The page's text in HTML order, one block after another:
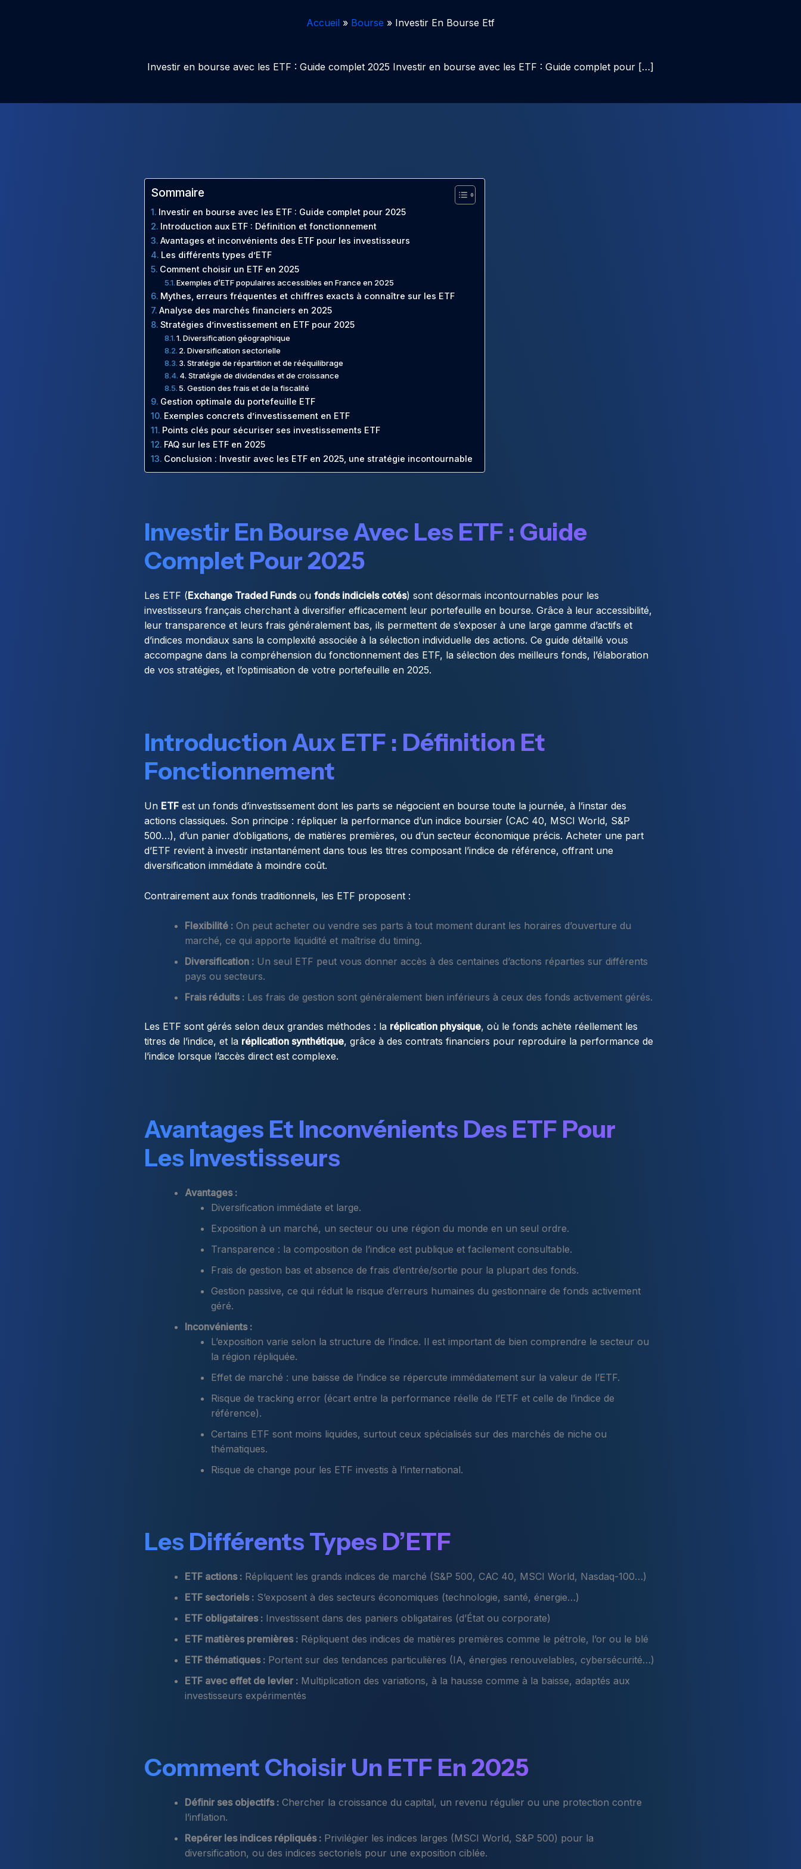
Accueil Bourse Investir En Bourse Etf
Investir en bourse avec les ETF : Guide complet 2025 Investir en bourse avec les ETF : Guide complet pour […]
Sommaire
Investir en bourse avec les ETF : Guide complet pour 2025
Introduction aux ETF : Définition et fonctionnement
Avantages et inconvénients des ETF pour les investisseurs
Les différents types d’ETF
Comment choisir un ETF en 2025
Exemples d’ETF populaires accessibles en France en 2025
Mythes, erreurs fréquentes et chiffres exacts à connaître sur les ETF
Analyse des marchés financiers en 2025
Stratégies d’investissement en ETF pour 2025
1. Diversification géographique
2. Diversification sectorielle
3. Stratégie de répartition et de rééquilibrage
4. Stratégie de dividendes et de croissance
5. Gestion des frais et de la fiscalité
Gestion optimale du portefeuille ETF
Exemples concrets d’investissement en ETF
Points clés pour sécuriser ses investissements ETF
FAQ sur les ETF en 2025
Conclusion : Investir avec les ETF en 2025, une stratégie incontournable
Investir En Bourse Avec Les ETF : Guide
Complet Pour 2025
Les ETF (Exchange Traded Fundsou fonds indiciels cotés) sont désormais incontournables pour les
investisseurs français cherchant à diversifier efficacement leur portefeuille en bourse. Grâce à leur accessibilité,
leur transparence et leurs frais généralement bas, ils permettent de s’exposer à une large gamme d’actifs et
d’indices mondiaux sans la complexité associée à la sélection individuelle des actions. Ce guide détaillé vous
accompagne dans la compréhension du fonctionnement des ETF, la sélection des meilleurs fonds, l’élaboration
de vos stratégies, et l’optimisation de votre portefeuille en 2025.
Introduction Aux ETF : Définition Et
Fonctionnement
Un ETF est un fonds d’investissement dont les parts se négocient en bourse toute la journée, à l’instar des
actions classiques. Son principe : répliquer la performance d’un indice boursier (CAC 40, MSCI World, S&P
500…), d’un panier d’obligations, de matières premières, ou d’un secteur économique précis. Acheter une part
d’ETF revient à investir instantanément dans tous les titres composant l’indice de référence, offrant une
diversification immédiate à moindre coût.
Contrairement aux fonds traditionnels, les ETF proposent :
Flexibilité : On peut acheter ou vendre ses parts à tout moment durant les horaires d’ouverture du
marché, ce qui apporte liquidité et maîtrise du timing.
Diversification : Un seul ETF peut vous donner accès à des centaines d’actions réparties sur différents
pays ou secteurs.
Frais réduits : Les frais de gestion sont généralement bien inférieurs à ceux des fonds activement gérés.
Les ETF sont gérés selon deux grandes méthodes : la réplication physique, où le fonds achète réellement les
titres de l’indice, et la réplication synthétique, grâce à des contrats financiers pour reproduire la performance de
l’indice lorsque l’accès direct est complexe.
Avantages Et Inconvénients Des ETF Pour
Les Investisseurs
Avantages :
Diversification immédiate et large.
Exposition à un marché, un secteur ou une région du monde en un seul ordre.
Transparence : la composition de l’indice est publique et facilement consultable.
Frais de gestion bas et absence de frais d’entrée/sortie pour la plupart des fonds.
Gestion passive, ce qui réduit le risque d’erreurs humaines du gestionnaire de fonds activement
géré.
Inconvénients :
L’exposition varie selon la structure de l’indice. Il est important de bien comprendre le secteur ou
la région répliquée.
Effet de marché : une baisse de l’indice se répercute immédiatement sur la valeur de l’ETF.
Risque de tracking error (écart entre la performance réelle de l’ETF et celle de l’indice de
référence).
Certains ETF sont moins liquides, surtout ceux spécialisés sur des marchés de niche ou
thématiques.
Risque de change pour les ETF investis à l’international.
Les Différents Types D’ETF
ETF actions : Répliquent les grands indices de marché (S&P 500, CAC 40, MSCI World, Nasdaq-100…)
ETF sectoriels : S’exposent à des secteurs économiques (technologie, santé, énergie…)
ETF obligataires : Investissent dans des paniers obligataires (d’État ou corporate)
ETF matières premières : Répliquent des indices de matières premières comme le pétrole, l’or ou le blé
ETF thématiques : Portent sur des tendances particulières (IA, énergies renouvelables, cybersécurité…)
ETF avec effet de levier : Multiplication des variations, à la hausse comme à la baisse, adaptés aux
investisseurs expérimentés
Comment Choisir Un ETF En 2025
Définir ses objectifs : Chercher la croissance du capital, un revenu régulier ou une protection contre
l’inflation.
Repérer les indices répliqués : Privilégier les indices larges (MSCI World, S&P 500) pour la
diversification, ou des indices sectoriels pour une exposition ciblée.